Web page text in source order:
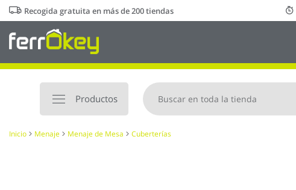
Ir
al
contenido
Recogida gratuita en más de 200 tiendas
Productos
Inicio Menaje Menaje de Mesa Cuberterías